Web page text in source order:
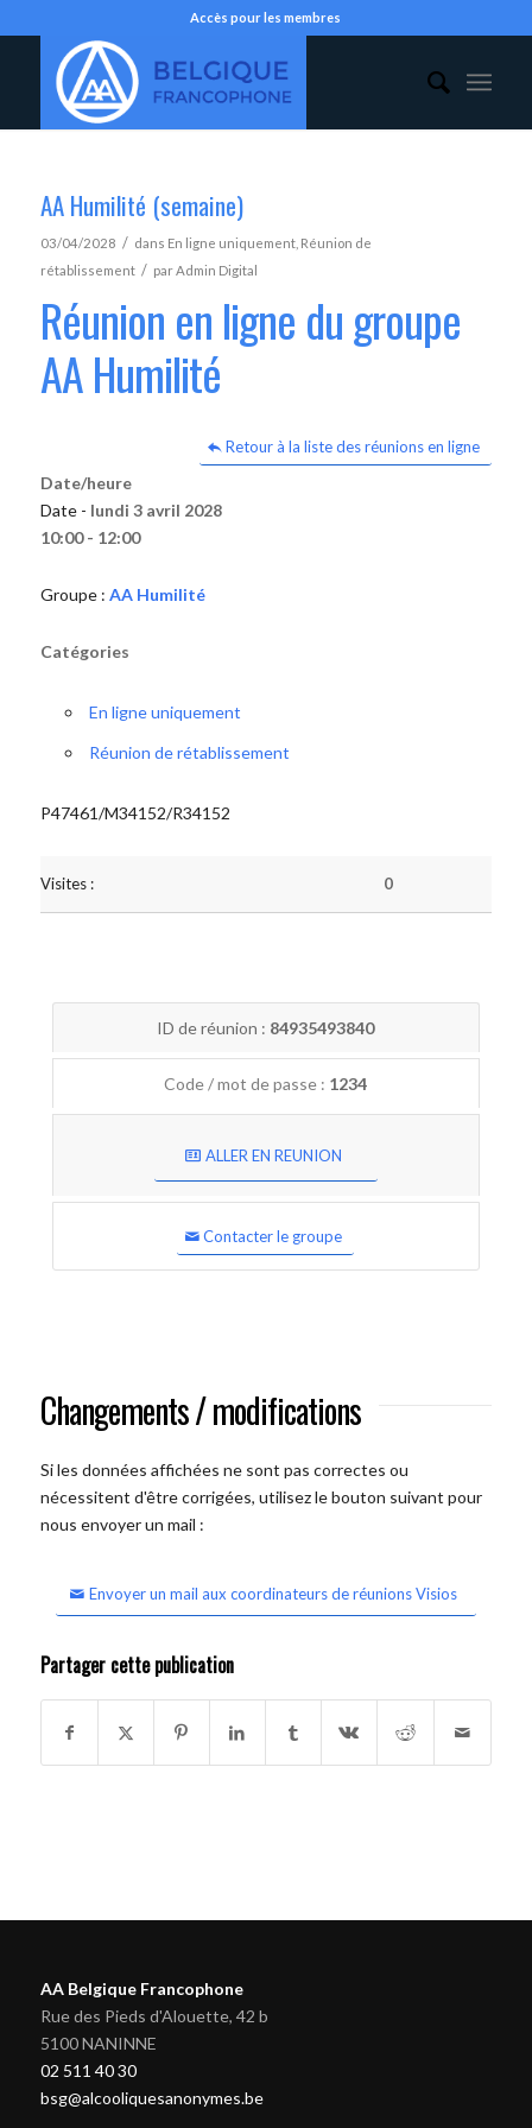
Accès pour les membres
AA Humilité (semaine)
03/04/2028 / dans En ligne uniquement, Réunion de
rétablissement / parAdmin Digital
Réunion en ligne du groupe
AA Humilité
Retour à la liste des réunions en ligne
Date/heure
Date - lundi 3 avril 2028
10:00 - 12:00
Groupe : AA Humilité
Catégories
En ligne uniquement
Réunion de rétablissement
P47461/M34152/R34152
Visites : 0
ID de réunion : 84935493840
Code / mot de passe : 1234
ALLER EN REUNION
Contacter le groupe
Changements / modifications
Si les données affichées ne sont pas correctes ou
nécessitent d'être corrigées, utilisez le bouton suivant pour
nous envoyer un mail :
Envoyer un mail aux coordinateurs de réunions Visios
Partager cette publication
AA Belgique Francophone
Rue des Pieds d'Alouette, 42 b
5100 NANINNE
02 511 40 30
bsg@alcooliquesanonymes.be